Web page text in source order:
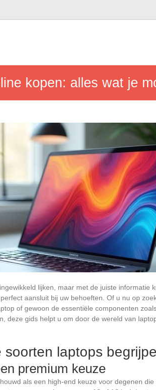
kopen: alles wat je
lijken, maar met de juiste informatie
aansluit bij uw behoeften. Of u nu op
of gewoon de essentiële componenten
deze gids helpt u om door de wereld van
soorten laptops
premium keuze
als een high-end keuze voor degenen die